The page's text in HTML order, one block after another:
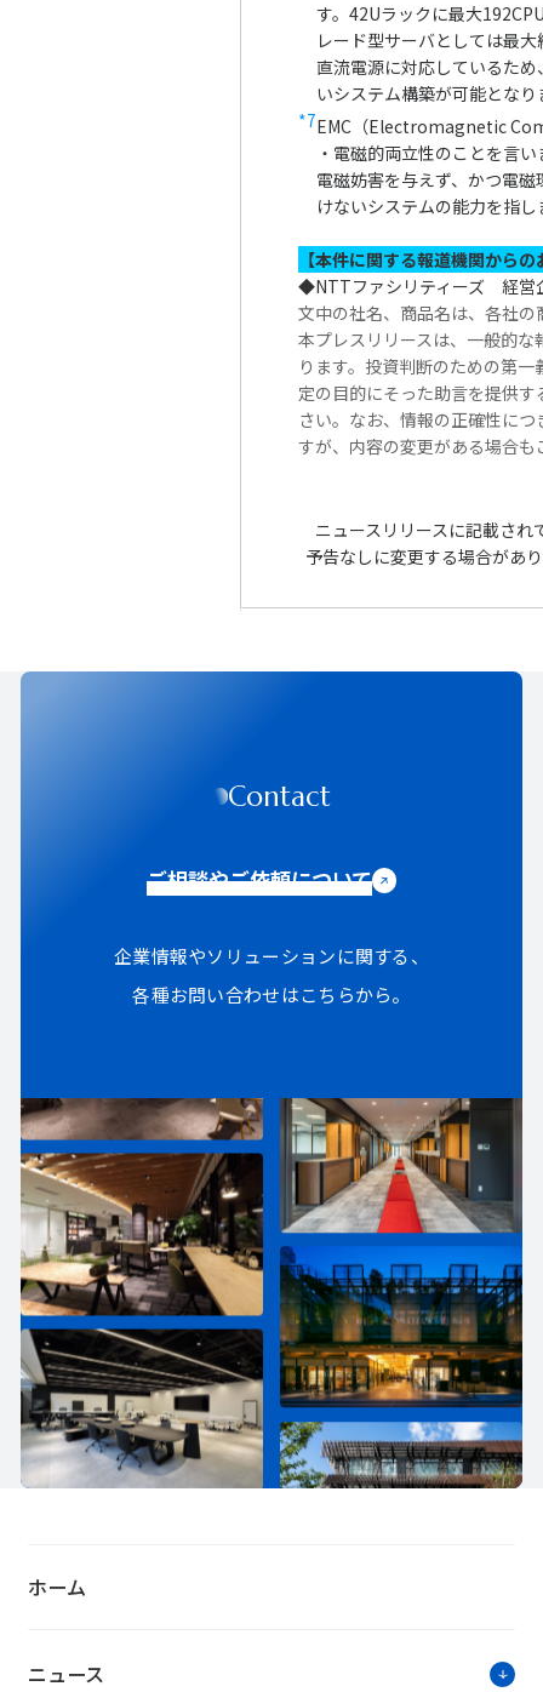
す。42Uラックに最大
レード型サーバとしては最
直流電源に対応しているた
いシステム構築が可能となり
*7EMC（Electromagnetic
・電磁的両立性のことを言
電磁妨害を与えず、かつ電
けないシステムの能力を指し
【本件に関する報道機関から
◆NTTファシリティーズ 経
文中の社名、商品名は、各社
本プレスリリースは、一般的
ります。投資判断のための第
定の目的にそった助言を提供
さい。なお、情報の正確性に
すが、内容の変更がある場合も
ニュースリリースに記載さ
予告なしに変更する場合があ
Contact
ご相談やご依頼について
企業情報やソリューションに関する、
各種お問い合わせはこちらから。
ホーム
ニュース